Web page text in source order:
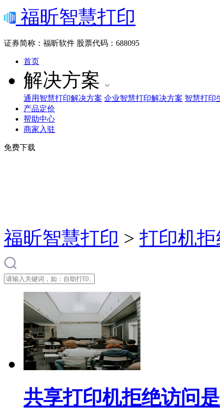
福昕智慧打印
证券简称：福昕软件 股票代码：688095
首页
解决方案
通用智慧打印解决方案 企业智慧打印解决方案 智慧打印
产品定价
帮助中心
商家入驻
免费下载
福昕智慧打印 > 打印机
共享打印机拒绝访问